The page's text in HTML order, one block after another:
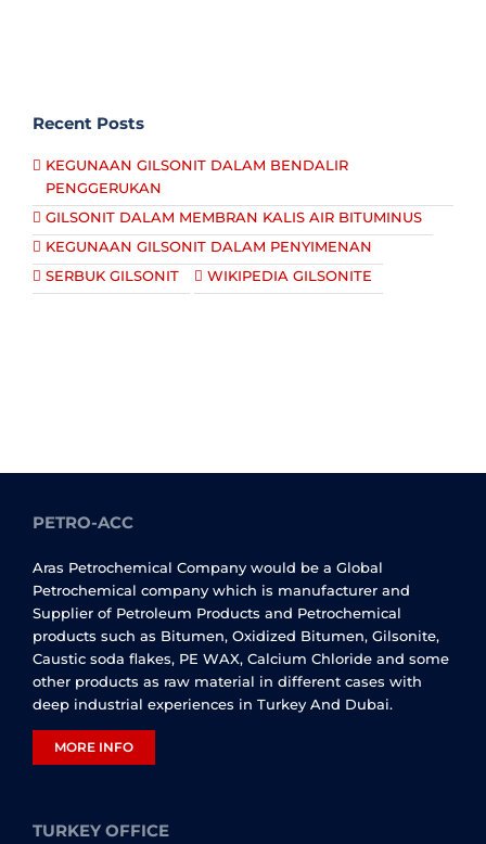
Recent Posts
KEGUNAAN GILSONIT DALAM BENDALIR
PENGGERUKAN
GILSONIT DALAM MEMBRAN KALIS AIR BITUMINUS
KEGUNAAN GILSONIT DALAM PENYIMENAN
SERBUK GILSONIT
WIKIPEDIA GILSONITE
PETRO-ACC
Aras Petrochemical Company would be a Global
Petrochemical company which is manufacturer and
Supplier of Petroleum Products and Petrochemical
products such as Bitumen, Oxidized Bitumen, Gilsonite,
Caustic soda flakes, PE WAX, Calcium Chloride and some
other products as raw material in different cases with
deep industrial experiences in Turkey And Dubai.
MORE INFO
TURKEY OFFICE